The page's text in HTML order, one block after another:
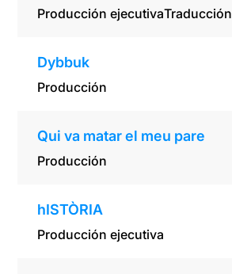
Producción ejecutivaTraducción
Dybbuk
Producción
Qui va matar el meu pare
Producción
hISTÒRIA
Producción ejecutiva